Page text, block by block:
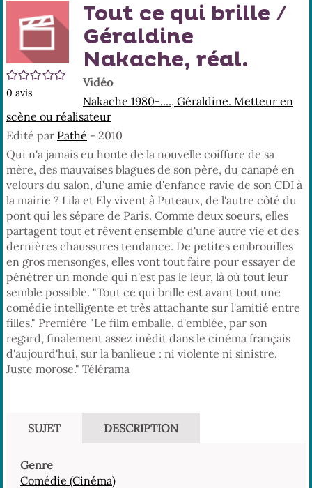
/5
0 avis
Tout ce qui brille /
Géraldine
Nakache, réal.
Vidéo
Nakache 1980-...., Géraldine. Metteur en
scène ou réalisateur
Edité par Pathé - 2010
Qui n'a jamais eu honte de la nouvelle coiffure de sa
mère, des mauvaises blagues de son père, du canapé en
velours du salon, d'une amie d'enfance ravie de son CDI à
la mairie ? Lila et Ely vivent à Puteaux, de l'autre côté du
pont qui les sépare de Paris. Comme deux soeurs, elles
partagent tout et rêvent ensemble d'une autre vie et des
dernières chaussures tendance. De petites embrouilles
en gros mensonges, elles vont tout faire pour essayer de
pénétrer un monde qui n'est pas le leur, là où tout leur
semble possible. "Tout ce qui brille est avant tout une
comédie intelligente et très attachante sur l'amitié entre
filles." Première "Le film emballe, d'emblée, par son
regard, finalement assez inédit dans le cinéma français
d'aujourd'hui, sur la banlieue : ni violente ni sinistre.
Juste morose." Télérama
SUJET DESCRIPTION
Genre
Comédie (Cinéma)